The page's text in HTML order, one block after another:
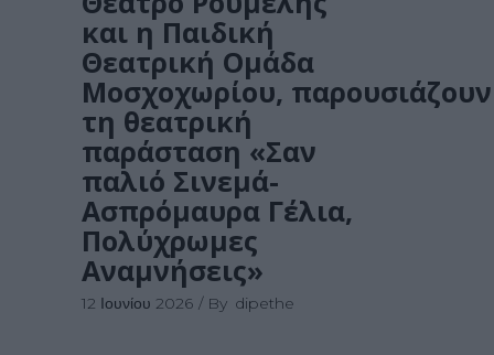
και η Παιδική
Θεατρική Ομάδα
Μοσχοχωρίου, παρουσιάζoυν
τη θεατρική
παράσταση «Σαν
παλιό Σινεμά-
Ασπρόμαυρα Γέλια,
Πολύχρωμες
Αναμνήσεις»
12 Ιουνίου 2026 By dipethe